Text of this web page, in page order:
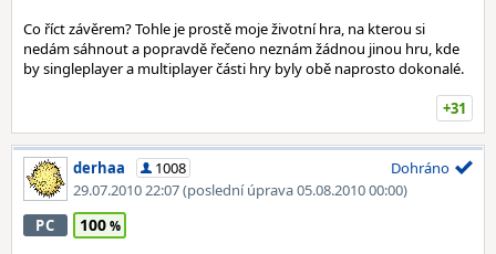
Co říct závěrem? Tohle je prostě moje životní hra, na kterou si
nedám sáhnout a popravdě řečeno neznám žádnou jinou hru, kde
by singleplayer a multiplayer části hry byly obě naprosto dokonalé.
+31
derhaa
1008
29.07.2010 22:07(poslední úprava 05.08.2010 00:00)
Dohráno
PC 100